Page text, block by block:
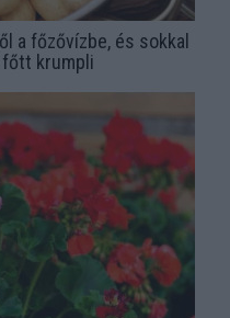
a főzővízbe, és sokkal
főtt krumpli